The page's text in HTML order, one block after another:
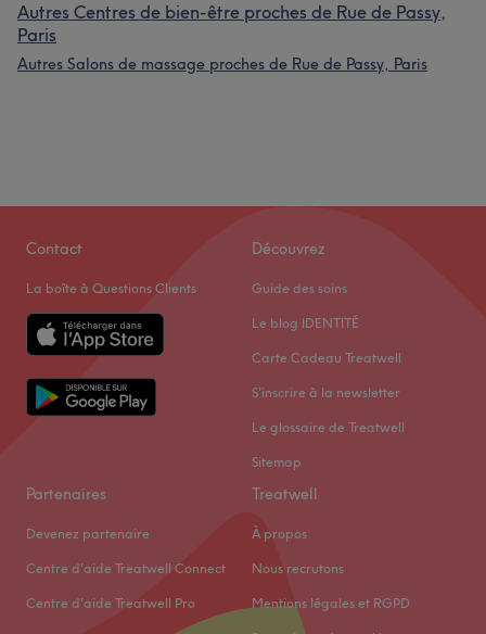
Autres Centres de bien-être proches de Rue de Passy,
Paris
Autres Salons de massage proches de Rue de Passy, Paris
Contact
La boîte à Questions Clients
Découvrez
Guide des soins
Le blog IDENTITÉ
Carte Cadeau Treatwell
S'inscrire à la newsletter
Le glossaire de Treatwell
Sitemap
Partenaires
Devenez partenaire
Centre d'aide Treatwell Connect
Centre d'aide Treatwell Pro
Treatwell
À propos
Nous recrutons
Mentions légales et RGPD